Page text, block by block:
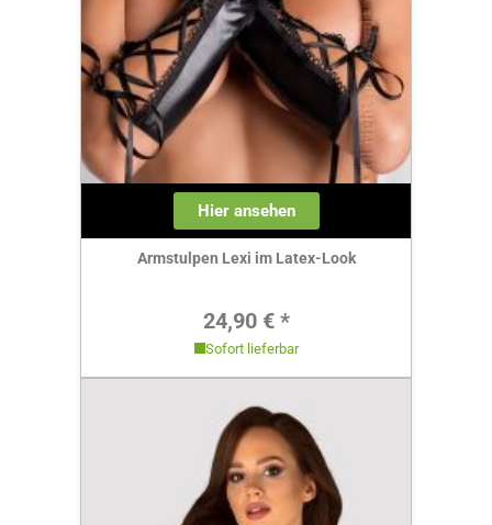
Hier ansehen
Armstulpen Lexi im Latex-Look
Regulärer Preis:
24,90 € *
Sofort lieferbar